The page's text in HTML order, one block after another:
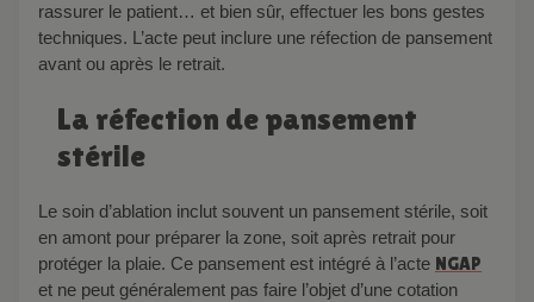
rassurer le patient… et bien sûr, effectuer les bons gestes
techniques. L’acte peut inclure une réfection de pansement
avant ou après le retrait.
La réfection de pansement
stérile
Le soin d’ablation inclut souvent un pansement stérile, soit
en amont pour préparer la zone, soit après retrait pour
protéger la plaie. Ce pansement est intégré à l’acte NGAP
et ne peut généralement pas faire l’objet d’une cotation